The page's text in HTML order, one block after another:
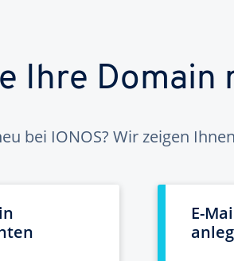
Ihre Domain
bei IONOS? Wir zeigen
E-